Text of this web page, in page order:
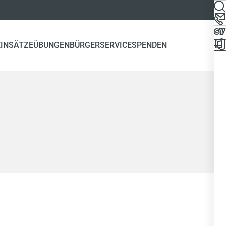
ÜBUNGENBÜRGERSERVICESPENDEN